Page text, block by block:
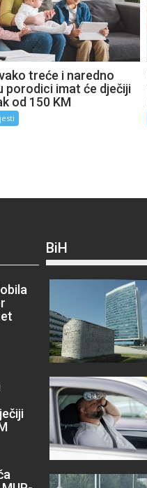
treće i naredno
porodici imat će dječiji
od 150 KM
BiH